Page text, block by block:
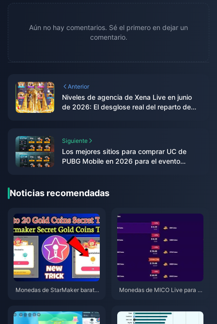
Aún no hay comentarios. Sé el primero en dejar un
comentario.
Anterior
Niveles de agencia de Xena Live en junio
de 2026: El desglose real del reparto de
Siguiente
Los mejores sitios para comprar UC de
PUBG Mobile en 2026 para el evento
Noticias recomendadas
Monedas de StarMaker barata
ento)
Monedas de MICO Live para M